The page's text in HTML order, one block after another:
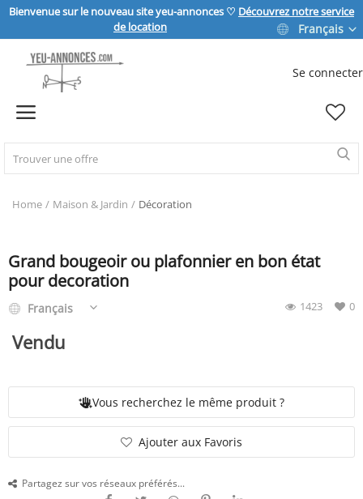
Bienvenue sur le nouveau site yeu-annonces ♡ Découvrez notre service
de location
Français
Se connecter
Home
IMMOBILIER
MAISON & JARDIN
SPORT & LOISIRS
SERVICE
Home Maison & Jardin Décoration
Grand bougeoir ou plafonnier en bon état
pour decoration
0
1423
Français
Vendu
Vous recherchez le même produit ?
Ajouter aux Favoris
Partagez sur vos réseaux préférés...